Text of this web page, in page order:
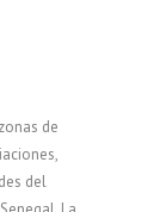
de
del